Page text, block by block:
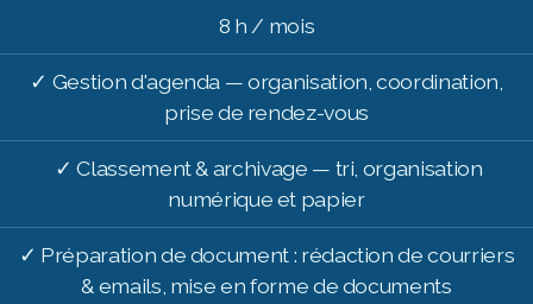
8 h / mois
✓ Gestion d'agenda — organisation, coordination,
prise de rendez-vous
✓ Classement & archivage — tri, organisation
numérique et papier
✓ Préparation de document : rédaction de courriers
& emails, mise en forme de documents